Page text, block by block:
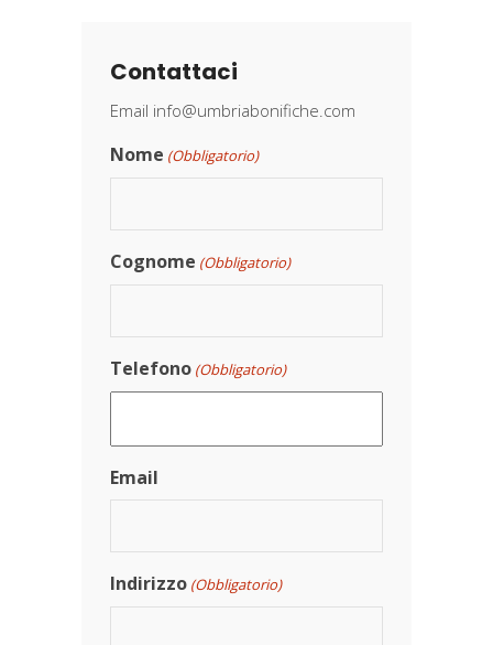
Contattaci
Email info@umbriabonifiche.com
Nome (Obbligatorio)
Cognome (Obbligatorio)
Telefono (Obbligatorio)
Email
Indirizzo (Obbligatorio)